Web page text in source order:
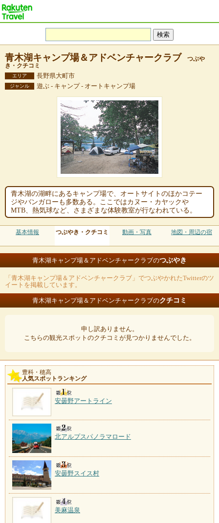
青木湖キャンプ場＆アドベンチャークラブ
つぶや
き・クチコミ
エリア 長野県大町市
ジャンル 遊ぶ - キャンプ - オートキャンプ場
青木湖の湖畔にあるキャンプ場で、オートサイトのほかコテー
ジやバンガローも多数ある。ここではカヌー・カヤックや
MTB、熱気球など、さまざまな体験教室が行なわれている。
基本情報 つぶやき・クチコミ 動画・写真 地図・周辺の宿
青木湖キャンプ場＆アドベンチャークラブのつぶやき
「青木湖キャンプ場＆アドベンチャークラブ」でつぶやかれたTwitterのツ
イートを掲載しています。
青木湖キャンプ場＆アドベンチャークラブのクチコミ
申し訳ありません。
こちらの観光スポットのクチコミが見つかりませんでした。
豊科・穂高
人気スポットランキング
安曇野アートライン
北アルプスパノラマロード
安曇野スイス村
美麻温泉